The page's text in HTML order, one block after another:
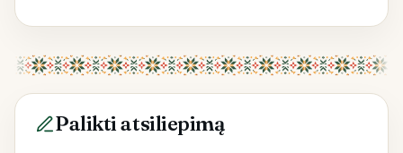
Palikti atsiliepimą